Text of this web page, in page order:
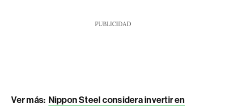
PUBLICIDAD
Ver más: Nippon Steel considera invertir en